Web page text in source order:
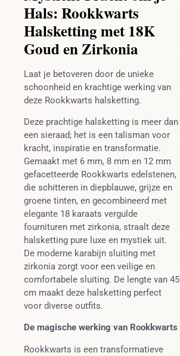
Hals: Rookkwarts
Halsketting met 18K
Goud en Zirkonia
Laat je betoveren door de unieke
schoonheid en krachtige werking van
deze Rookkwarts halsketting.
Deze prachtige halsketting is meer dan
een sieraad; het is een talisman voor
kracht, inspiratie en transformatie.
Gemaakt met 6 mm, 8 mm en 12 mm
gefacetteerde Rookkwarts edelstenen,
die schitteren in diepblauwe, grijze en
groene tinten, en gecombineerd met
elegante 18 karaats vergulde
fournituren met zirkonia, straalt deze
halsketting pure luxe en mystiek uit.
De moderne karabijn sluiting met
zirkonia zorgt voor een veilige en
comfortabele sluiting. De lengte van 45
cm maakt deze halsketting perfect
voor diverse outfits.
De magische werking van Rookkwarts
Rookkwarts is een transformatieve